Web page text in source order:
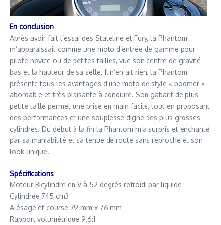
En conclusion
Après avoir fait l’essai des Stateline et Fury, la Phantom
m’apparaissait comme une moto d’entrée de gamme pour
pilote novice ou de petites tailles, vue son centre de gravité
bas et la hauteur de sa selle. Il n’en ait rien, la Phantom
présente tous les avantages d’une moto de style « boomer »
abordable et très plaisante à conduire. Son gabarit de plus
petite taille permet une prise en main facile, tout en proposant
des performances et une souplesse digne des plus grosses
cylindrés. Du début à la fin la Phantom m’a surpris et enchanté
par sa maniabilité et sa tenue de route sans reproche et son
look unique.
Spécifications
Moteur Bicylindre en V à 52 degrés refroidi par liquide
Cylindrée 745 cm3
Alésage et course 79 mm x 76 mm
Rapport volumétrique 9,6:1